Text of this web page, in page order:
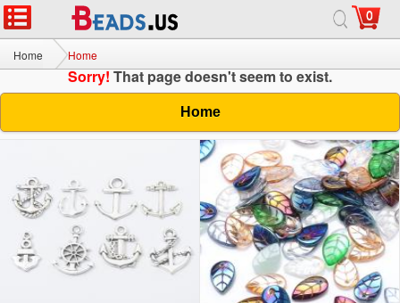
0
Home Home
Sorry!That page doesn't seem to exist.
Home